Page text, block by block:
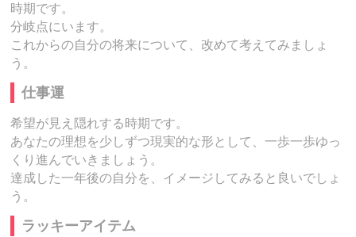
時期です。
分岐点にいます。
これからの自分の将来について、改めて考えてみましょ
う。
仕事運
希望が見え隠れする時期です。
あなたの理想を少しずつ現実的な形として、一歩一歩ゆっ
くり進んでいきましょう。
達成した一年後の自分を、イメージしてみると良いでしょ
う。
ラッキーアイテム